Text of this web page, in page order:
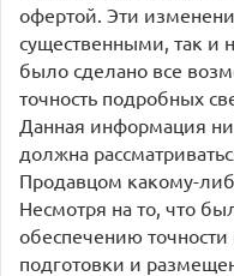
офертой. Эти
существенными, так и
было сделано все
точность подробных
Данная информация
должна
Продавцом какому-
Несмотря на то, что
обеспечению
подготовки и